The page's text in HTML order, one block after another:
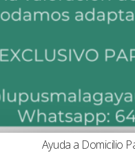
Ayuda a Domicilio